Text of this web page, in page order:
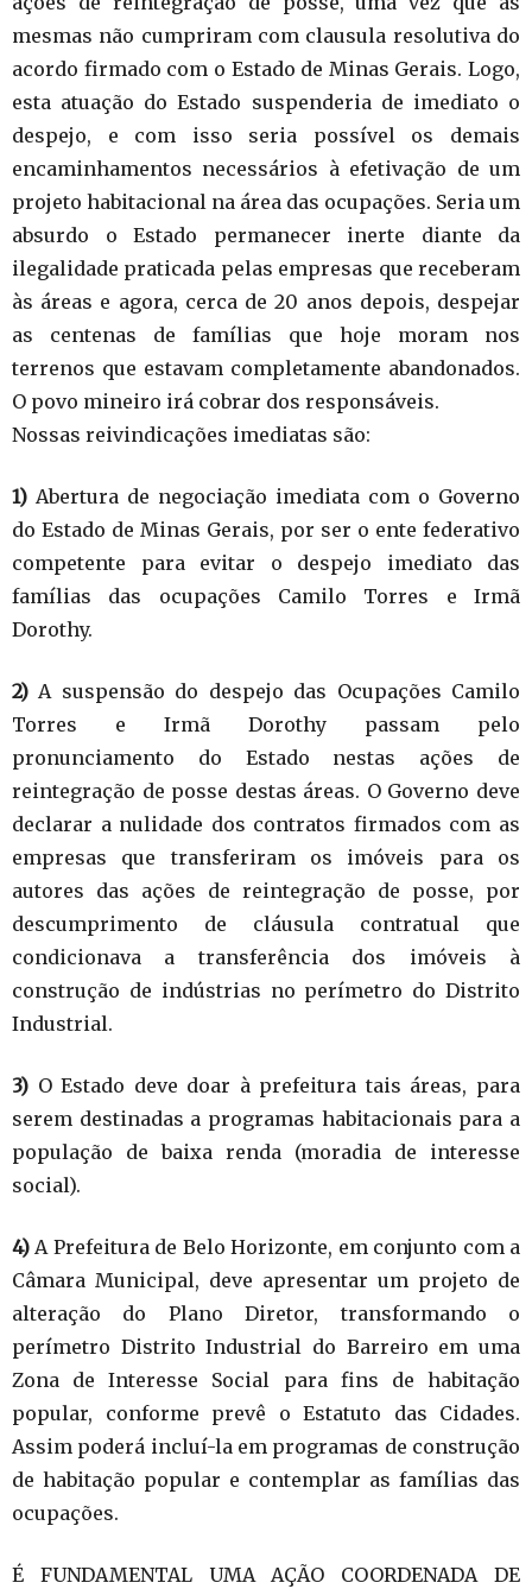
mesmas não cumpriram com clausula resolutiva do
acordo firmado com o Estado de Minas Gerais. Logo,
esta atuação do Estado suspenderia de imediato o
despejo, e com isso seria possível os demais
encaminhamentos necessários à efetivação de um
projeto habitacional na área das ocupações. Seria um
absurdo o Estado permanecer inerte diante da
ilegalidade praticada pelas empresas que receberam
às áreas e agora, cerca de 20 anos depois, despejar
as centenas de famílias que hoje moram nos
terrenos que estavam completamente abandonados.
O povo mineiro irá cobrar dos responsáveis.
Nossas reivindicações imediatas são:
1) Abertura de negociação imediata com o Governo
do Estado de Minas Gerais, por ser o ente federativo
competente para evitar o despejo imediato das
famílias das ocupações Camilo Torres e Irmã
Dorothy.
2) A suspensão do despejo das Ocupações Camilo
Torres e Irmã Dorothy passam pelo
pronunciamento do Estado nestas ações de
reintegração de posse destas áreas. O Governo deve
declarar a nulidade dos contratos firmados com as
empresas que transferiram os imóveis para os
autores das ações de reintegração de posse, por
descumprimento de cláusula contratual que
condicionava a transferência dos imóveis à
construção de indústrias no perímetro do Distrito
Industrial.
3) O Estado deve doar à prefeitura tais áreas, para
serem destinadas a programas habitacionais para a
população de baixa renda (moradia de interesse
social).
4) A Prefeitura de Belo Horizonte, em conjunto com a
Câmara Municipal, deve apresentar um projeto de
alteração do Plano Diretor, transformando o
perímetro Distrito Industrial do Barreiro em uma
Zona de Interesse Social para fins de habitação
popular, conforme prevê o Estatuto das Cidades.
Assim poderá incluí-la em programas de construção
de habitação popular e contemplar as famílias das
ocupações.
É FUNDAMENTAL UMA AÇÃO COORDENADA DE